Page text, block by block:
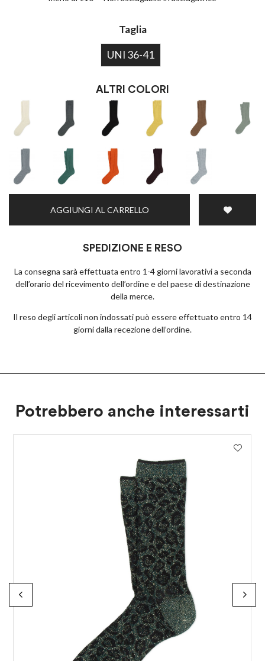
Taglia
UNI 36-41
ALTRI COLORI
AGGIUNGI AL CARRELLO
SPEDIZIONE E RESO
La consegna sarà effettuata entro 1-4 giorni lavorativi a seconda
dell’orario del ricevimento dell’ordine e del paese di destinazione
della merce.
Il reso degli articoli non indossati può essere effettuato entro 14
giorni dalla recezione dell’ordine.
Potrebbero anche interessarti